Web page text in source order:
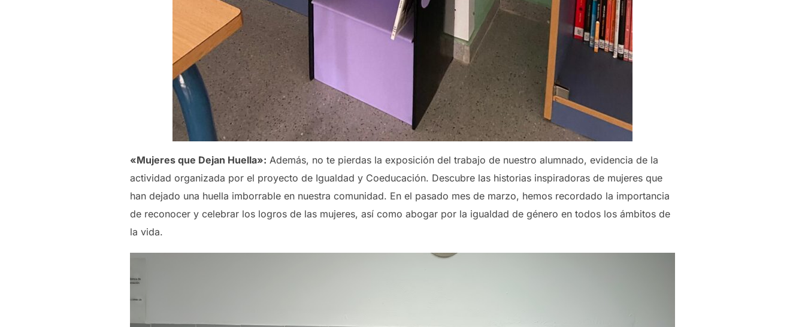
«Mujeres que Dejan Huella»: Además, no te pierdas la exposición del trabajo de nuestro alumnado, evidencia de la
actividad organizada por el proyecto de Igualdad y Coeducación. Descubre las historias inspiradoras de mujeres que
han dejado una huella imborrable en nuestra comunidad. En el pasado mes de marzo, hemos recordado la importancia
de reconocer y celebrar los logros de las mujeres, así como abogar por la igualdad de género en todos los ámbitos de
la vida.